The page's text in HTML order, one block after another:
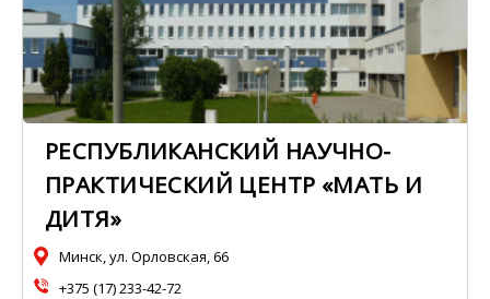
РЕСПУБЛИКАНСКИЙ НАУЧНО-
ПРАКТИЧЕСКИЙ ЦЕНТР «МАТЬ И
ДИТЯ»
Минск, ул. Орловская, 66
+375 (17) 233-42-72